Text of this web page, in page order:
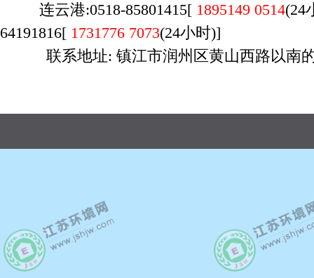
连云港:0518-85801415[ 1895149 0514
64191816[ 1731776 7073(24小时)]
联系地址: 镇江市润州区黄山西路以南的